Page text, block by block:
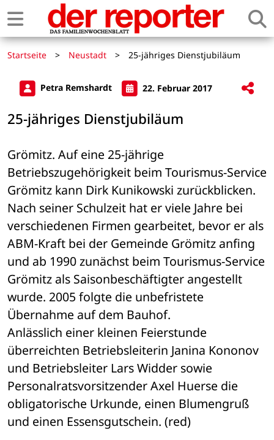
Startseite > Neustadt > 25-jähriges Dienstjubiläum
Petra Remshardt 22. Februar 2017
25-jähriges Dienstjubiläum
Grömitz. Auf eine 25-jährige
Betriebszugehörigkeit beim Tourismus-Service
Grömitz kann Dirk Kunikowski zurückblicken.
Nach seiner Schulzeit hat er viele Jahre bei
verschiedenen Firmen gearbeitet, bevor er als
ABM-Kraft bei der Gemeinde Grömitz anfing
und ab 1990 zunächst beim Tourismus-Service
Grömitz als Saisonbeschäftigter angestellt
wurde. 2005 folgte die unbefristete
Übernahme auf dem Bauhof.
Anlässlich einer kleinen Feierstunde
überreichten Betriebsleiterin Janina Kononov
und Betriebsleiter Lars Widder sowie
Personalratsvorsitzender Axel Huerse die
obligatorische Urkunde, einen Blumengruß
und einen Essensgutschein. (red)